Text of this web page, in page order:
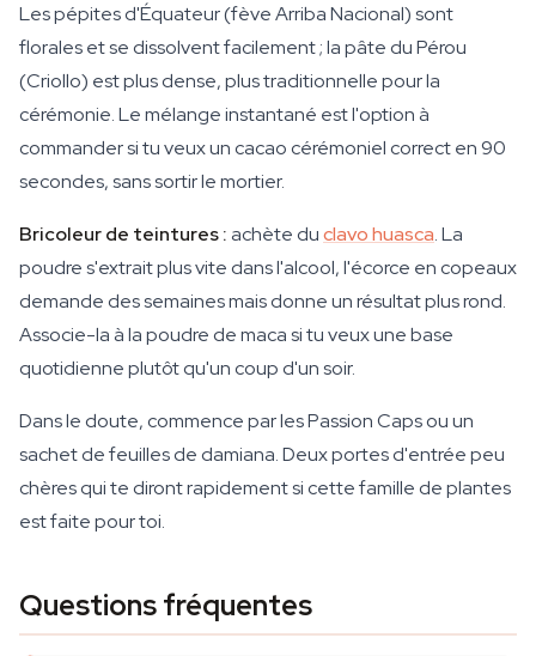
Les pépites d'Équateur (fève Arriba Nacional) sont
florales et se dissolvent facilement ; la pâte du Pérou
(Criollo) est plus dense, plus traditionnelle pour la
cérémonie. Le mélange instantané est l'option à
commander si tu veux un cacao cérémoniel correct en 90
secondes, sans sortir le mortier.
Bricoleur de teintures :achète duclavo huasca. La
poudre s'extrait plus vite dans l'alcool, l'écorce en copeaux
demande des semaines mais donne un résultat plus rond.
Associe-la à la poudre de maca si tu veux une base
quotidienne plutôt qu'un coup d'un soir.
Dans le doute, commence par les Passion Caps ou un
sachet de feuilles de damiana. Deux portes d'entrée peu
chères qui te diront rapidement si cette famille de plantes
est faite pour toi.
Questions fréquentes